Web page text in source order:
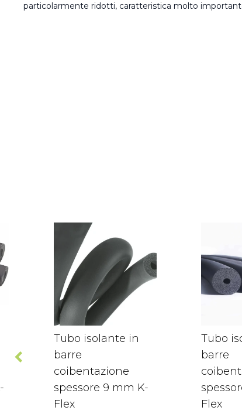
particolarmente ridotti, caratteristica molto
Tubo isolante in
barre
coibentazione
spessore 9 mm K-
Flex
Tubo
barre
Flex